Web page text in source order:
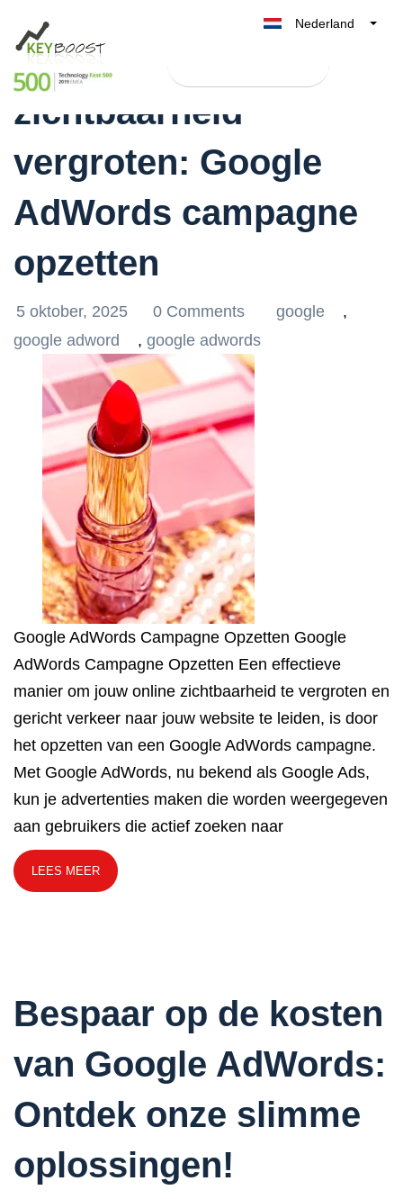
Nederland
België
UK
Italia
Effectief je online
zichtbaarheid
vergroten: Google
AdWords campagne
opzetten
5 oktober, 2025 0 Comments google
,
google adword
, google adwords
Google AdWords Campagne Opzetten Google
AdWords Campagne Opzetten Een effectieve
manier om jouw online zichtbaarheid te vergroten en
gericht verkeer naar jouw website te leiden, is door
het opzetten van een Google AdWords campagne.
Met Google AdWords, nu bekend als Google Ads,
kun je advertenties maken die worden weergegeven
aan gebruikers die actief zoeken naar
LEES MEER
Bespaar op de kosten
van Google AdWords:
Ontdek onze slimme
oplossingen!